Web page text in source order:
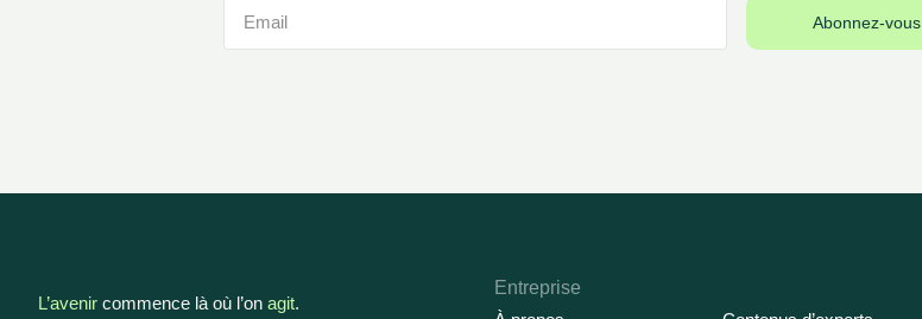
Abonnez-vous
L’avenir commence là où l’on agit.
Entreprise